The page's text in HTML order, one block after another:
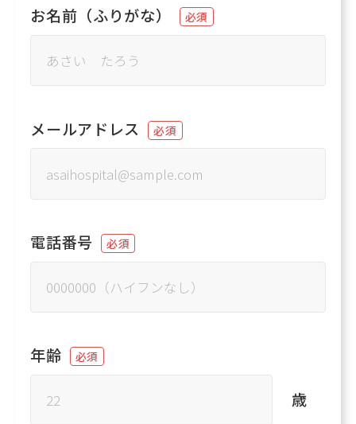
お名前（ふりがな） 必須
メールアドレス 必須
電話番号 必須
年齢 必須
歳